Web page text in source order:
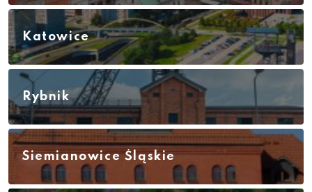
Katowice
Rybnik
Siemianowice Śląskie